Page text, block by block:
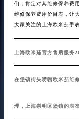
们，肯定对其维修保养费
维修保养费用价目表，让
大家关注的上海欧米茄手
上海欧米茄官方售后服务
在堡镇街头唠唠欧米茄维
理，上海崇明区堡镇的表